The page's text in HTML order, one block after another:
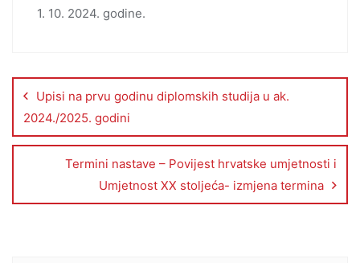
1. 10. 2024. godine.
Upisi na prvu godinu diplomskih studija u ak.
2024./2025. godini
Termini nastave – Povijest hrvatske umjetnosti i
Umjetnost XX stoljeća- izmjena termina